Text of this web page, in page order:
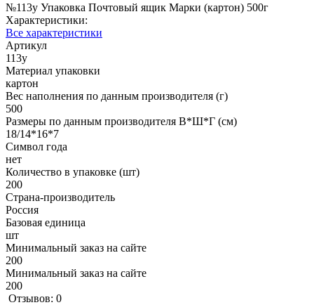
№113у Упаковка Почтовый ящик Марки (картон) 500г
Характеристики:
Все характеристики
Артикул
113у
Материал упаковки
картон
Вес наполнения по данным производителя (г)
500
Размеры по данным производителя В*Ш*Г (см)
18/14*16*7
Символ года
нет
Количество в упаковке (шт)
200
Страна-производитель
Россия
Базовая единица
шт
Минимальный заказ на сайте
200
Минимальный заказ на сайте
200
Отзывов: 0